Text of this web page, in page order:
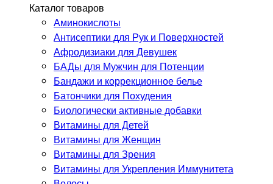
Каталог товаров
Аминокислоты
Антисептики для Рук и Поверхностей
Афродизиаки для Девушек
БАДы для Мужчин для Потенции
Бандажи и коррекционное белье
Батончики для Похудения
Биологически активные добавки
Витамины для Детей
Витамины для Женщин
Витамины для Зрения
Витамины для Укрепления Иммунитета